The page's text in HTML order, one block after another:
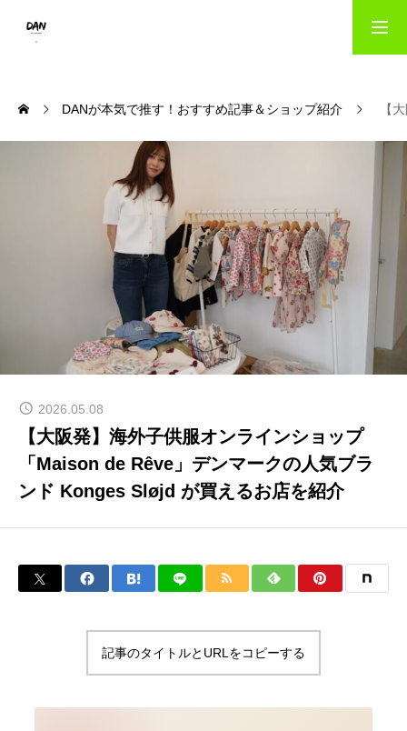
出版事業のご案内｜danパブリッシング
写真撮影サービス｜danフォト
DANが本気で推す！おすすめ記事＆ショップ紹介 【
2026.05.08
【大阪発】海外子供服オンラインショップ
「Maison de Rêve」デンマークの人気ブラ
ンド Konges Sløjd が買えるお店を紹介
記事のタイトルとURLをコピーする